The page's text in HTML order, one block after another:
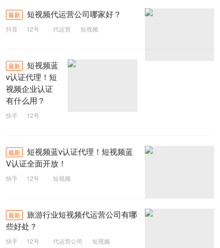
酒店住宿
最新 短视频代运营公司哪家好？
抖音 12号 代运营 短视频
最新
短视频蓝
v认证代理！短
视频企业认证
有什么用？
快手
12号
最新
短视频蓝v认证代理！短视频蓝
V认证全面开放！
快手 12号 短视频
最新
旅游行业短视频代运营公司有哪
些好处？
快手 12号 代运营公司 短视频